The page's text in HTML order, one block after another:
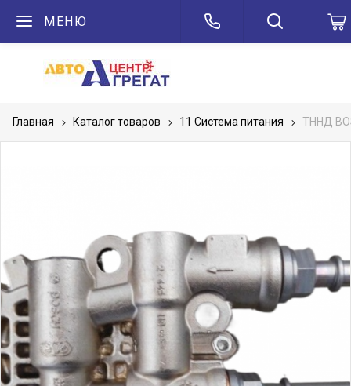
МЕНЮ
Главная Каталог товаров 11 Система питания ТННД